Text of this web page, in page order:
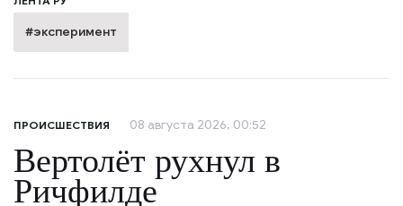
#эксперимент
ПРОИСШЕСТВИЯ 08 августа 2026, 00:52
Вертолёт рухнул в
Ричфилде